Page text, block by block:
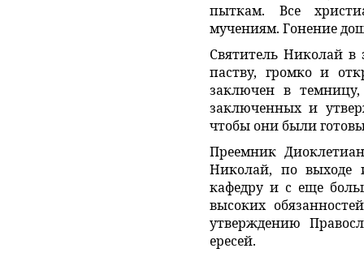
пыткам. Все
мучениям. Гонение
Святитель Николай
паству, громко и
заключен в темницу,
заключенных и
чтобы они были
Преемник
Николай, по выходе
кафедру и с еще
высоких
утверждению
ересей.